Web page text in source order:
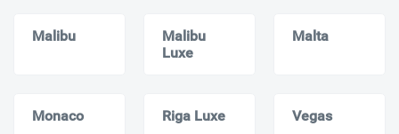
Malibu
Malibu
Luxe
Malta
Monaсo Riga Luxe Vegas